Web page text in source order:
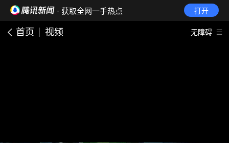
· 获取全网一手热点 打开
首页 视频 无障碍